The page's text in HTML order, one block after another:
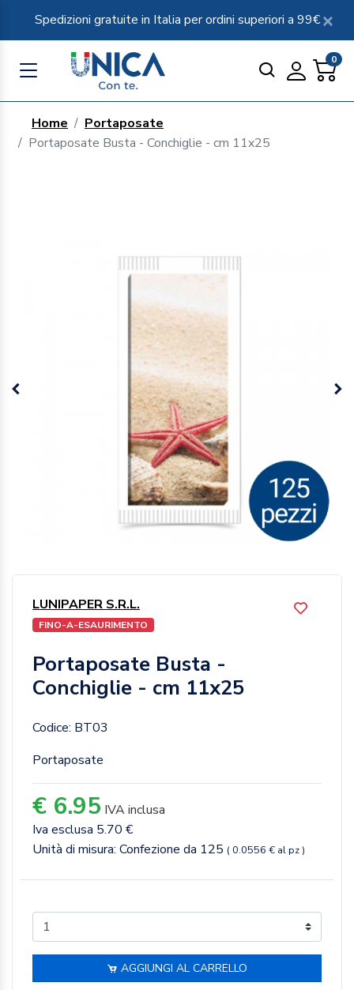
Spedizioni gratuite in Italia per ordini superiori a 99€
0
Home
Portaposate
Portaposate Busta - Conchiglie - cm 11x25
LUNIPAPER S.R.L.
FINO-A-ESAURIMENTO
Portaposate Busta -
Conchiglie - cm 11x25
Codice: BT03
Portaposate
€ 6.95 IVA inclusa
Iva esclusa 5.70 €
Unità di misura: Confezione da 125 ( 0.0556 € al pz )
AGGIUNGI AL CARRELLO